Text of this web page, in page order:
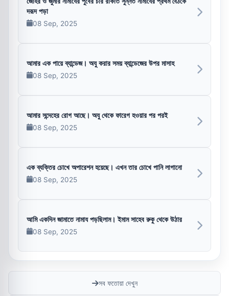
দরূদ পড়া
08 Sep, 2025
আমার এক পায়ে ব্যান্ডেজ। অযু করার সময় ব্যান্ডেজের উপর মাসাহ
08 Sep, 2025
আমার সন্দেহের রোগ আছে। অযু থেকে ফারেগ হওয়ার পর পরই
08 Sep, 2025
এক ব্যক্তির চোখে অপারেশন হয়েছে। এখন তার চোখে পানি লাগানো
08 Sep, 2025
আমি একদিন জামাতে নামায পড়ছিলাম। ইমাম সাহেব রুকু থেকে উঠার
08 Sep, 2025
সব ফতোয়া দেখুন